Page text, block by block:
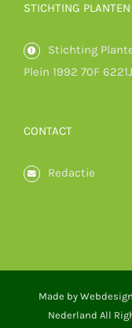
STICHTING
Stichting
Plein 1992 70F
CONTACT
Redactie
Made by
Nederland All